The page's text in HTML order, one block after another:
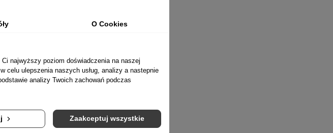
O Cookies
najwyższy poziom doświadczenia na naszej
celu ulepszenia naszych usług, analizy a nastepnie
analizy Twoich zachowań podczas
Zaakceptuj wszystkie